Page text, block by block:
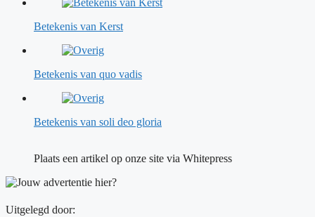
Betekenis van Kerst
Betekenis van quo vadis
Betekenis van soli deo gloria
Plaats een artikel op onze site via Whitepress
Uitgelegd door: